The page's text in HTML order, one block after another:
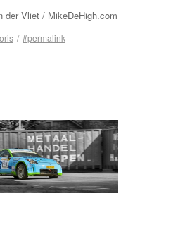
der Vliet / MikeDeHigh.com
/ #permalink